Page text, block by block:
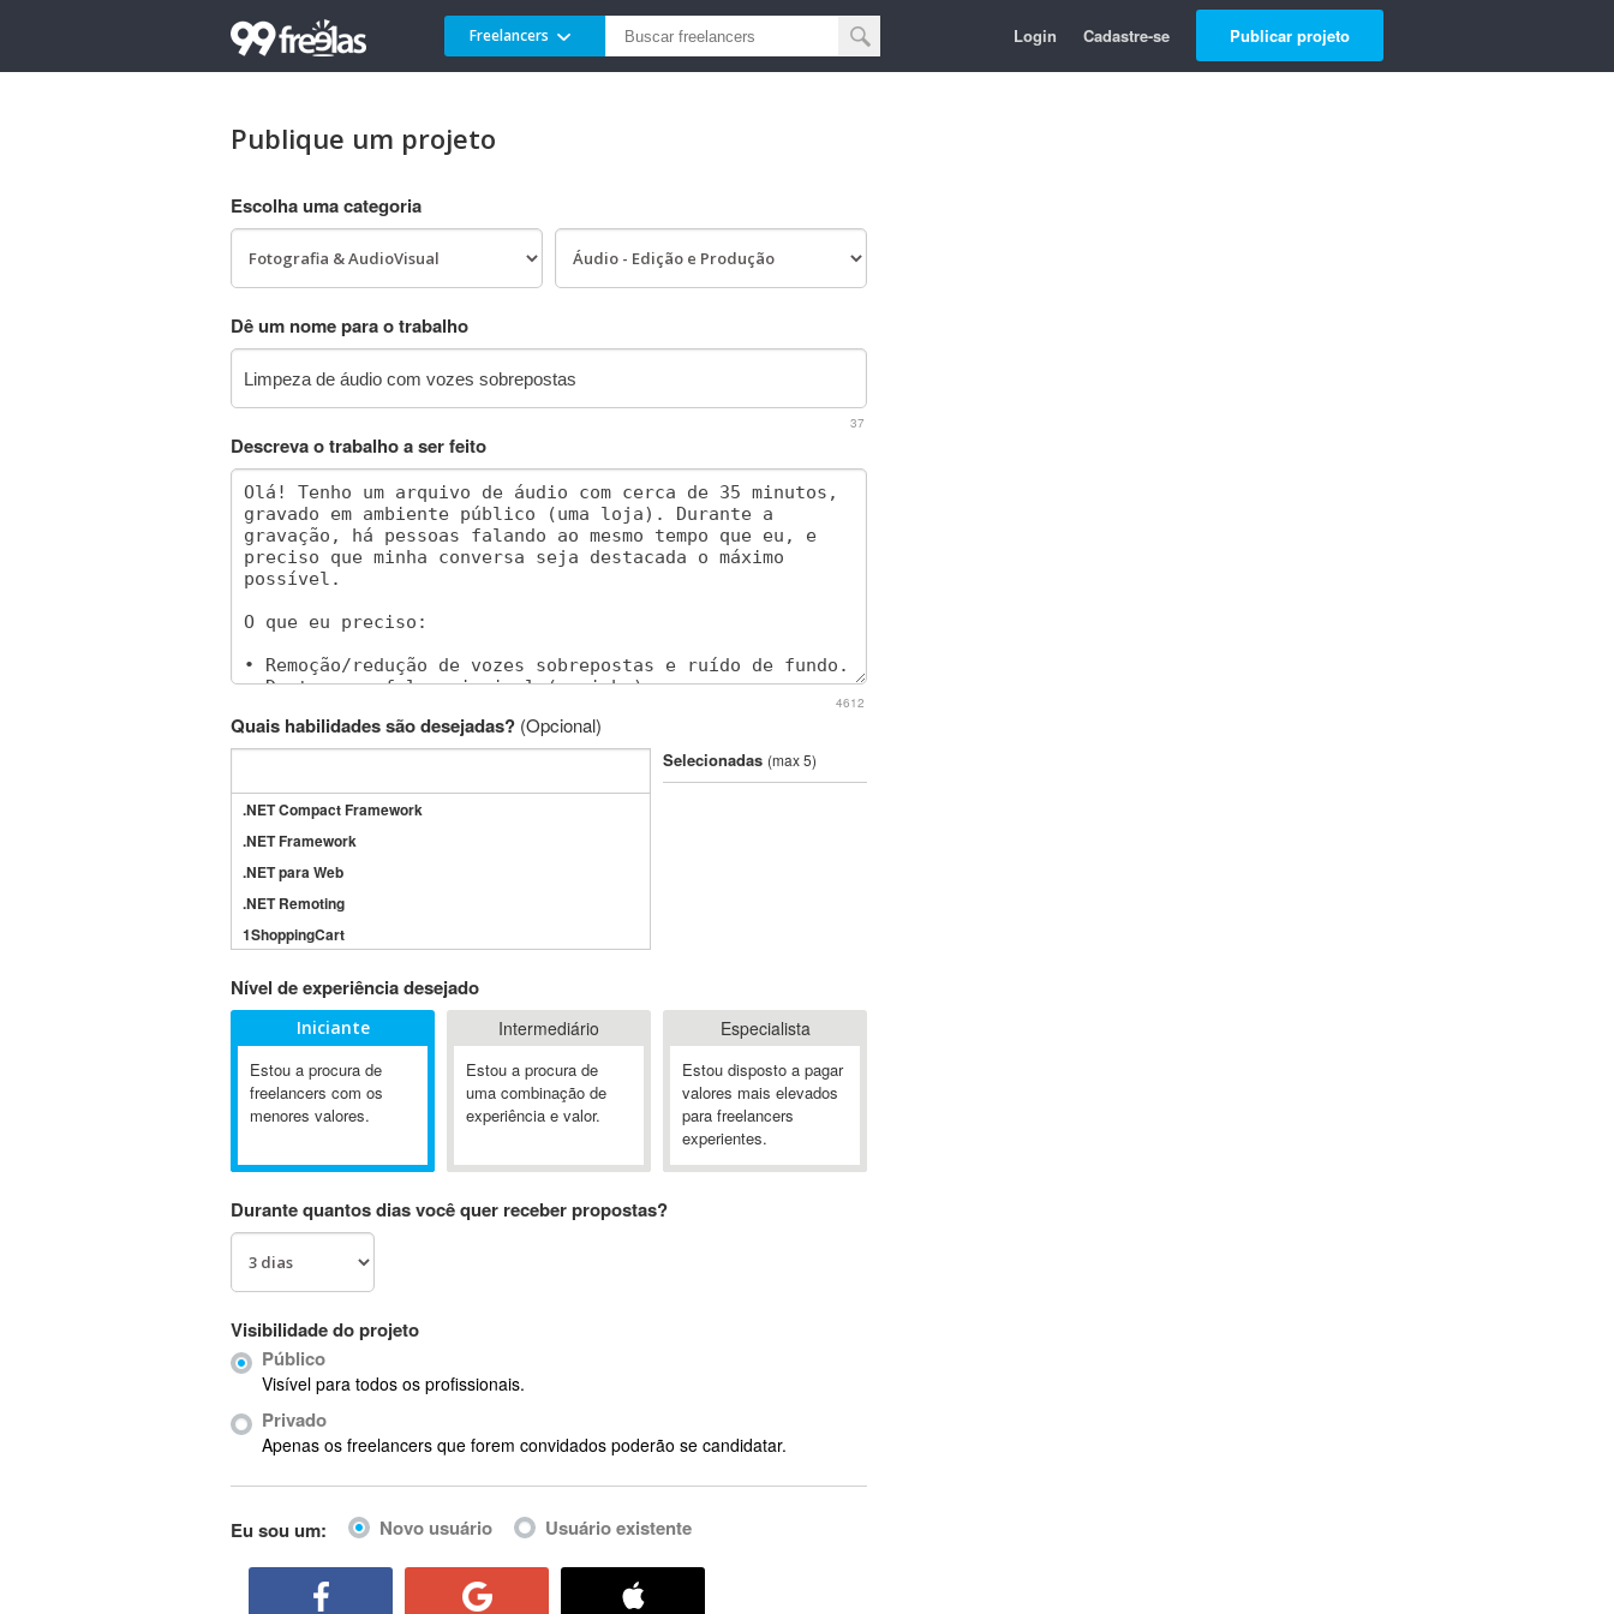
Freelancers Login Cadastre-se Publicar projeto
Publique um projeto
Escolha uma categoria
Dê um nome para o trabalho
37
Descreva o trabalho a ser feito
4612
Quais habilidades são desejadas? (Opcional)
.NET Compact Framework
.NET Framework
.NET para Web
.NET Remoting
1ShoppingCart
3GSM
4D Dimension
802.11
A&P
A-GPS
Ab Initio
ABIS
AbleCommerce
Ableton Live
Abstract Window Toolkit (AWT)
Selecionadas (max 5)
Nível de experiência desejado
Iniciante
Estou a procura de
freelancers com os
menores valores.
Intermediário
Estou a procura de
uma combinação de
experiência e valor.
Especialista
Estou disposto a pagar
valores mais elevados
para freelancers
experientes.
Durante quantos dias você quer receber propostas?
Visibilidade do projeto
Público
Visível para todos os profissionais.
Privado
Apenas os freelancers que forem convidados poderão se candidatar.
Eu sou um: Novo usuário Usuário existente